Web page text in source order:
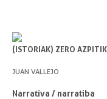
(ISTORIAK) ZERO AZPITIK
JUAN VALLEJO
Narrativa / narratiba